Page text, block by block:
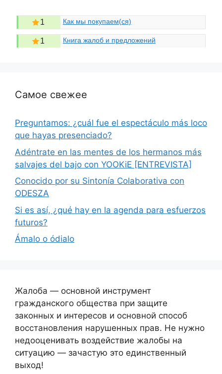
1 Как мы покупаем(ся)
1 Книга жалоб и предложений
Самое свежее
Preguntamos: ¿cuál fue el espectáculo más loco
que hayas presenciado?
Adéntrate en las mentes de los hermanos más
salvajes del bajo con YOOKiE [ENTREVISTA]
Conocido por su Sintonía Colaborativa con
ODESZA
Si es así, ¿qué hay en la agenda para esfuerzos
futuros?
Ámalo o ódialo
Жалоба — основной инструмент
гражданского общества при защите
законных и интересов и основной способ
восстановления нарушенных прав. Не нужно
недооценивать воздействие жалобы на
ситуацию — зачастую это единственный
выход!